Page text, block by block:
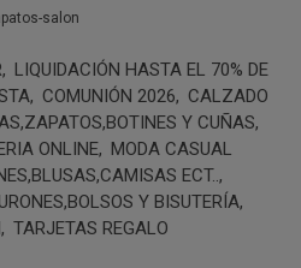
salon
LIQUIDACIÓN HASTA EL 70% DE
COMUNIÓN 2026
CALZADO
Y CUÑAS
ONLINE MODA CASUAL
ECT..
Y BISUTERÍA
TARJETAS REGALO